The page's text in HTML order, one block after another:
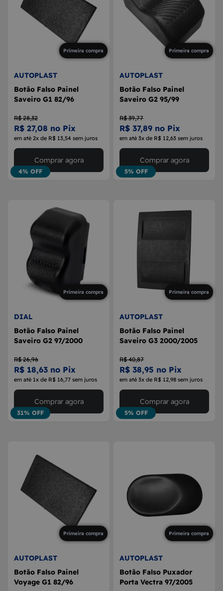
Primeira compra
AUTOPLAST
Botão Falso Painel
Saveiro G1 82/96
R$ 28,32
R$ 27,08 no Pix
em até 2x de R$ 13,54 sem juros
4% OFF
Comprar agora
Primeira compra
AUTOPLAST
Botão Falso Painel
Saveiro G2 95/99
R$ 39,77
R$ 37,89 no Pix
em até 3x de R$ 12,63 sem juros
5% OFF
Comprar agora
Primeira compra
DIAL
Botão Falso Painel
Saveiro G2 97/2000
R$ 26,96
R$ 18,63 no Pix
em até 1x de R$ 16,77 sem juros
31% OFF
Comprar agora
Primeira compra
AUTOPLAST
Botão Falso Painel
Saveiro G3 2000/2005
R$ 40,87
R$ 38,95 no Pix
em até 3x de R$ 12,98 sem juros
5% OFF
Comprar agora
Primeira compra
AUTOPLAST
Botão Falso Painel
Voyage G1 82/96
Primeira compra
AUTOPLAST
Botão Falso Puxador
Porta Vectra 97/2005